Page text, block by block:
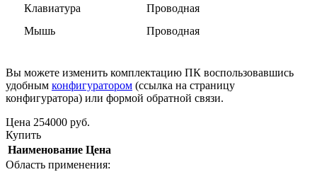
Клавиатура
Проводная
Мышь
Проводная
Вы можете изменить комплектацию ПК воспользовавшись
удобным конфигуратором (ссылка на страницу
конфигуратора) или формой обратной связи.
Цена 254000 руб.
Купить
Наименование Цена
Область применения: